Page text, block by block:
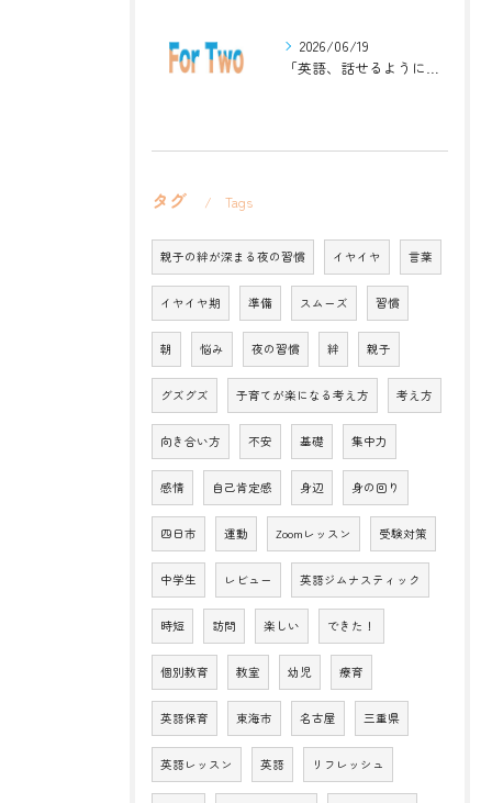
2026/06/19
「英語、話せるようになりたい」中学生・高校生のためのZoomレッスン
タグ Tags
親子の絆が深まる夜の習慣 イヤイヤ 言葉
イヤイヤ期 準備 スムーズ 習慣
朝 悩み 夜の習慣 絆 親子
グズグズ 子育てが楽になる考え方 考え方
向き合い方 不安 基礎 集中力
感情 自己肯定感 身辺 身の回り
四日市 運動 Zoomレッスン 受験対策
中学生 レビュー 英語ジムナスティック
時短 訪問 楽しい できた！
個別教育 教室 幼児 療育
英語保育 東海市 名古屋 三重県
英語レッスン 英語 リフレッシュ